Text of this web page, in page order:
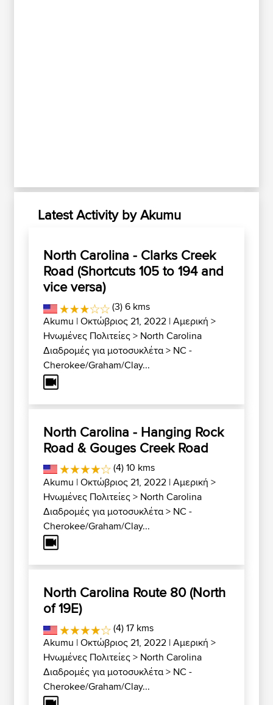
Latest Activity by Akumu
North Carolina - Clarks Creek
Road (Shortcuts 105 to 194 and
vice versa)
(3) 6 kms
Akumu | Οκτώβριος 21, 2022 |Αμερική >
Ηνωμένες Πολιτείες> North Carolina
Διαδρομές για μοτοσυκλέτα> NC -
Cherokee/Graham/Clay...
North Carolina - Hanging Rock
Road & Gouges Creek Road
(4) 10 kms
Akumu | Οκτώβριος 21, 2022 |Αμερική >
Ηνωμένες Πολιτείες> North Carolina
Διαδρομές για μοτοσυκλέτα> NC -
Cherokee/Graham/Clay...
North Carolina Route 80 (North
of 19E)
(4) 17 kms
Akumu | Οκτώβριος 21, 2022 |Αμερική >
Ηνωμένες Πολιτείες> North Carolina
Διαδρομές για μοτοσυκλέτα> NC -
Cherokee/Graham/Clay...